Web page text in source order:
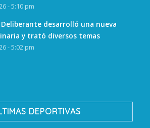
- 5:10 pm
Deliberante desarrolló una nueva
y trató diversos temas
- 5:02 pm
DEPORTIVAS